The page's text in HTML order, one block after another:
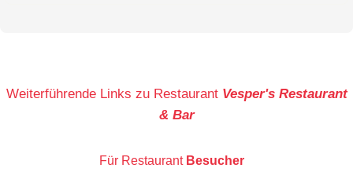
Weiterführende Links zu Restaurant Vesper's Restaurant
& Bar
Für Restaurant Besucher